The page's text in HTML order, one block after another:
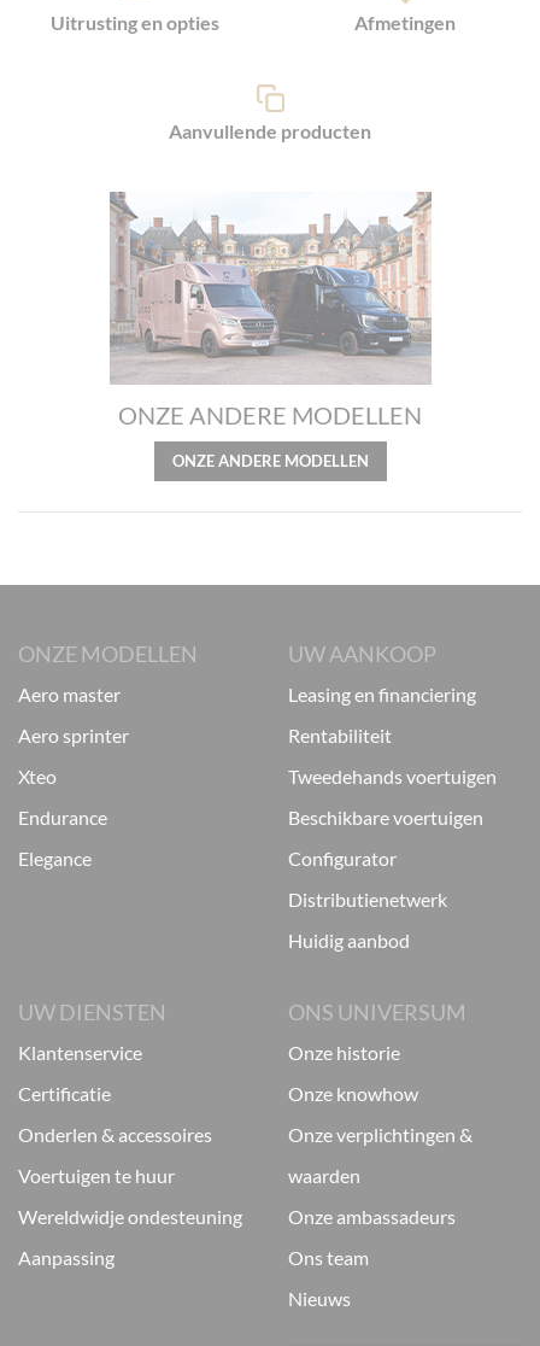
Uitrusting en opties Afmetingen
Aanvullende producten
ONZE ANDERE MODELLEN
ONZE ANDERE MODELLEN
ONZE MODELLEN
aero master
aero sprinter
xteo
endurance
elegance
UW AANKOOP
leasing en financiering
rentabiliteit
tweedehands voertuigen
beschikbare voertuigen
configurator
distributienetwerk
huidig aanbod
UW DIENSTEN
klantenservice
certificatie
onderlen & accessoires
voertuigen te huur
wereldwidje ondesteuning
aanpassing
ONS UNIVERSUM
onze historie
onze knowhow
onze verplichtingen &
waarden
onze ambassadeurs
ons team
nieuws